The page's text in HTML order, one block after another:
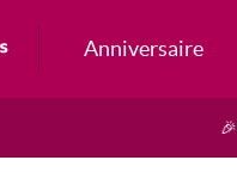
Anniversaire
🎉